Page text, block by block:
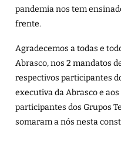
pandemia nos tem
frente.
Agradecemos a todas e
Abrasco, nos 2 mandatos
respectivos participantes
executiva da Abrasco e aos
participantes dos Grupos
somaram a nós nesta